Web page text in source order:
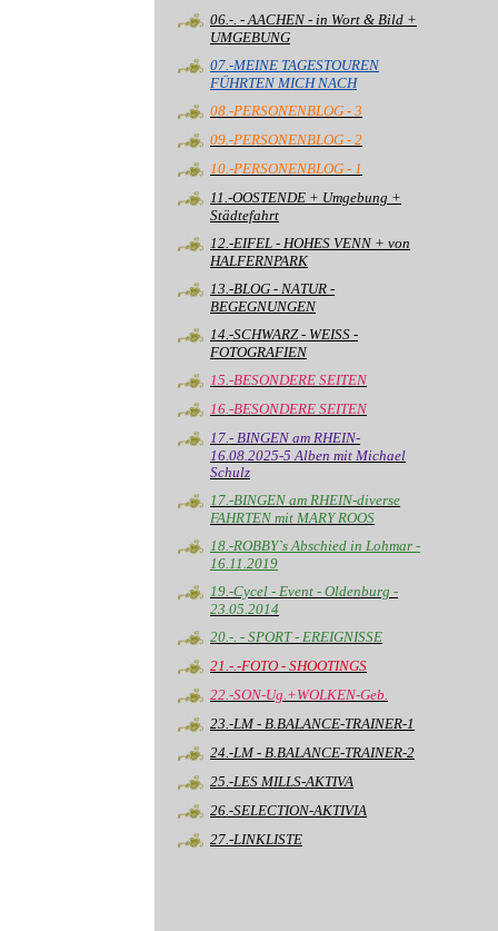
06.-. - AACHEN - in Wort & Bild +
UMGEBUNG
07.-MEINE TAGESTOUREN
FÜHRTEN MICH NACH
08.-PERSONENBLOG - 3
09.-PERSONENBLOG - 2
10.-PERSONENBLOG - 1
11.-OOSTENDE + Umgebung +
Städtefahrt
12.-EIFEL - HOHES VENN + von
HALFERNPARK
13.-BLOG - NATUR -
BEGEGNUNGEN
14.-SCHWARZ - WEISS -
FOTOGRAFIEN
15.-BESONDERE SEITEN
16.-BESONDERE SEITEN
17.- BINGEN am RHEIN-
16.08.2025-5 Alben mit Michael
Schulz
17.-BINGEN am RHEIN-diverse
FAHRTEN mit MARY ROOS
18.-ROBBY`s Abschied in Lohmar -
16.11.2019
19.-Cycel - Event - Oldenburg -
23.05.2014
20.-. - SPORT - EREIGNISSE
21.-.-FOTO - SHOOTINGS
22.-SON-Ug.+WOLKEN-Geb.
23.-LM - B.BALANCE-TRAINER-1
24.-LM - B.BALANCE-TRAINER-2
25.-LES MILLS-AKTIVA
26.-SELECTION-AKTIVIA
27.-LINKLISTE